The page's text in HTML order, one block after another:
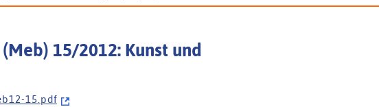
15/2012: Kunst und
1 2 - 1 5 . p d f